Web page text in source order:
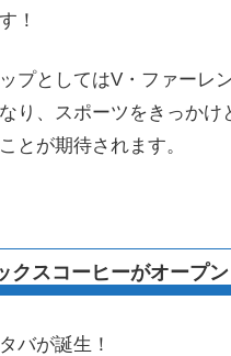
！
プとしてはV・ファーレ
り、スポーツをきっかけ
とが期待されます。
クスコーヒーがオープン
バが誕生！